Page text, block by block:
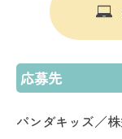
応募先
パンダキッズ／